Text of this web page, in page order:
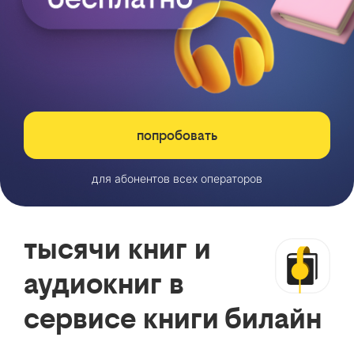
попробовать
для абонентов всех операторов
тысячи книг и
аудиокниг в
сервисе книги билайн